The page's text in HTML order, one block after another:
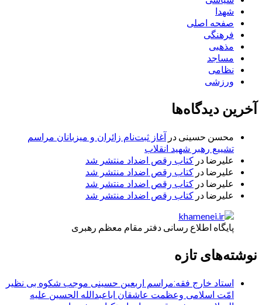
شهدا
صفحه اصلی
فرهنگی
مذهبی
مساجد
نظامی
ورزشی
آخرین دیدگاه‌ها
محسن حسینی در آغاز ثبت‌نام زائران و میزبانان مراسم
تشییع رهبر شهید انقلاب
علیرضا در کتاب رقص اضداد منتشر شد
علیرضا در کتاب رقص اضداد منتشر شد
علیرضا در کتاب رقص اضداد منتشر شد
علیرضا در کتاب رقص اضداد منتشر شد
پایگاه اطلاع رسانی دفتر مقام معظم رهبری
نوشته‌های تازه
استاد خارج فقه:مراسم اربعین حسینی موجب شکوه بی نظیر
امّت اسلامی وعظمت عاشقان اباعبدالله الحسین علیه